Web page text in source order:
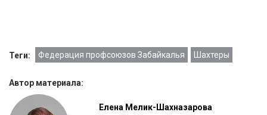
Теги: Федерация профсоюзов Забайкалья Шахтеры
Автор материала:
Елена Мелик-Шахназарова